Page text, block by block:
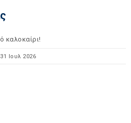
καλοκαίρι!
31 Ιουλ 2026